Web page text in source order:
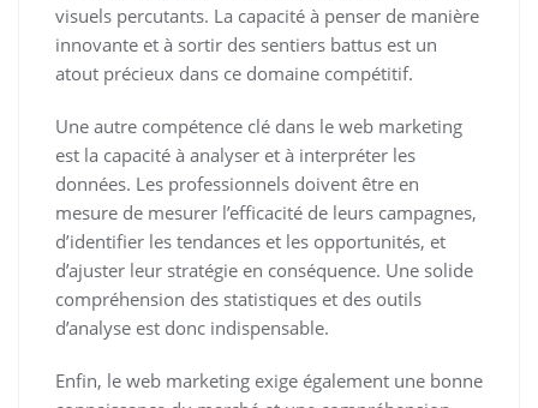
visuels percutants. La capacité à penser de manière
innovante et à sortir des sentiers battus est un
atout précieux dans ce domaine compétitif.
Une autre compétence clé dans le web marketing
est la capacité à analyser et à interpréter les
données. Les professionnels doivent être en
mesure de mesurer l’efficacité de leurs campagnes,
d’identifier les tendances et les opportunités, et
d’ajuster leur stratégie en conséquence. Une solide
compréhension des statistiques et des outils
d’analyse est donc indispensable.
Enfin, le web marketing exige également une bonne